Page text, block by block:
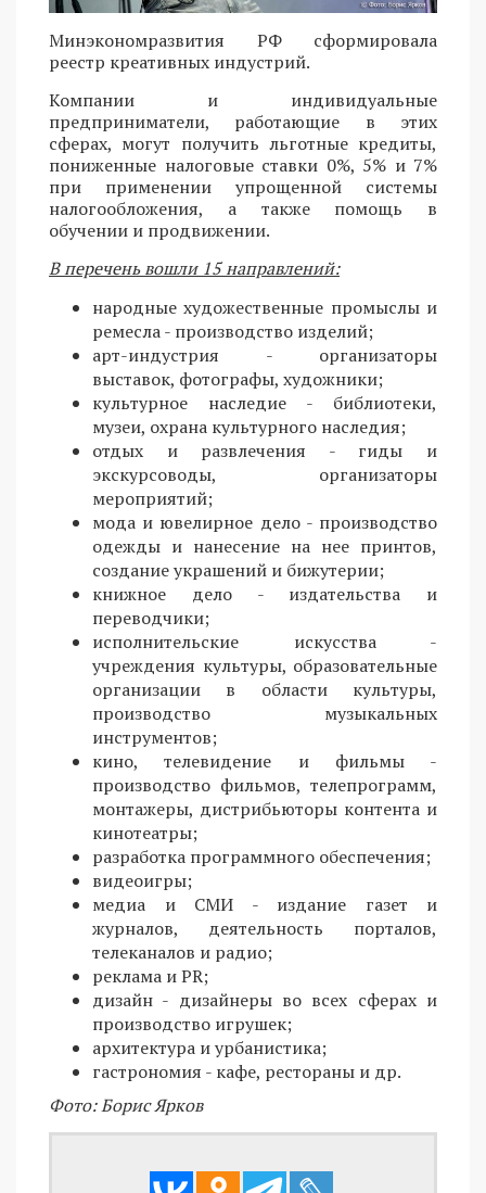
Минэкономразвития РФ сформировала
реестр креативных индустрий.
Компании и индивидуальные
предприниматели, работающие в этих
сферах, могут получить льготные кредиты,
пониженные налоговые ставки 0%, 5% и 7%
при применении упрощенной системы
налогообложения, а также помощь в
обучении и продвижении.
В перечень вошли 15 направлений:
народные художественные промыслы и
ремесла - производство изделий;
арт-индустрия - организаторы
выставок, фотографы, художники;
культурное наследие - библиотеки,
музеи, охрана культурного наследия;
отдых и развлечения - гиды и
экскурсоводы, организаторы
мероприятий;
мода и ювелирное дело - производство
одежды и нанесение на нее принтов,
создание украшений и бижутерии;
книжное дело - издательства и
переводчики;
исполнительские искусства -
учреждения культуры, образовательные
организации в области культуры,
производство музыкальных
инструментов;
кино, телевидение и фильмы -
производство фильмов, телепрограмм,
монтажеры, дистрибьюторы контента и
кинотеатры;
разработка программного обеспечения;
видеоигры;
медиа и СМИ - издание газет и
журналов, деятельность порталов,
телеканалов и радио;
реклама и PR;
дизайн - дизайнеры во всех сферах и
производство игрушек;
архитектура и урбанистика;
гастрономия - кафе, рестораны и др.
Фото: Борис Ярков